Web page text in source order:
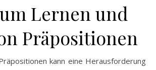
Lernen und
Präpositionen
kann eine Herausforderung